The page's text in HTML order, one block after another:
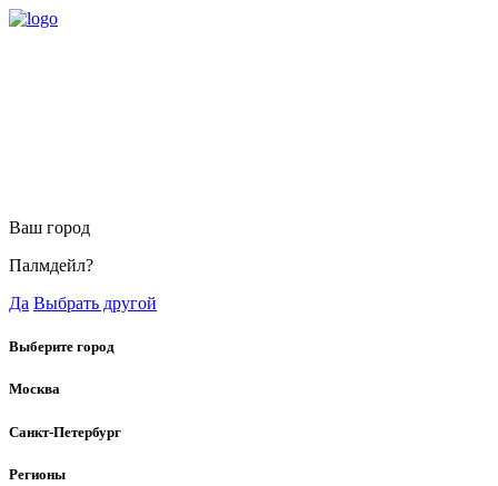
Ваш город
Палмдейл?
Да Выбрать другой
Выберите город
Москва
Санкт-Петербург
Регионы